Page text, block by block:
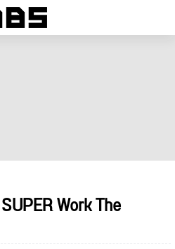
Work The